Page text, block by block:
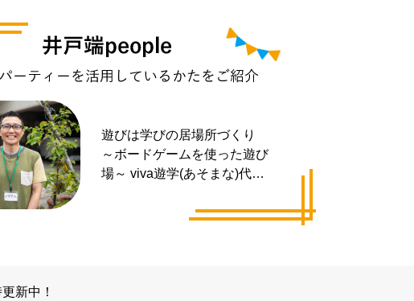
遊びは学びの居場所づくり
～ボードゲームを使った遊び
場～ viva遊学(あそまな)代表
新中！